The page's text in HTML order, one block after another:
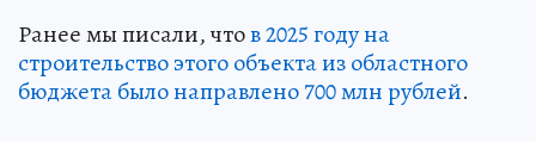
Ранее мы писали, чтов 2025 году на
строительство этого объекта из областного
бюджета было направлено 700 млн рублей.